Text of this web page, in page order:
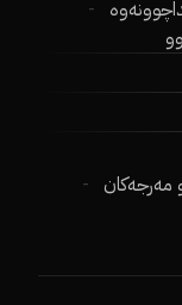
مەرجەکان